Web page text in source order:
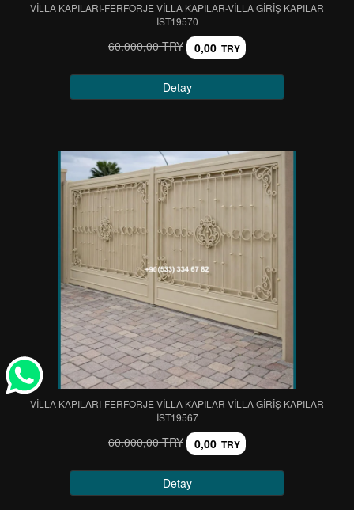
VİLLA KAPILARI-FERFORJE VİLLA KAPILAR-VİLLA GİRİŞ KAPILAR
IST19570
60.000,00 TRY 0,00 TRY
Detay
VİLLA KAPILARI-FERFORJE VİLLA KAPILAR-VİLLA GİRİŞ KAPILAR
IST19567
60.000,00 TRY 0,00 TRY
Detay